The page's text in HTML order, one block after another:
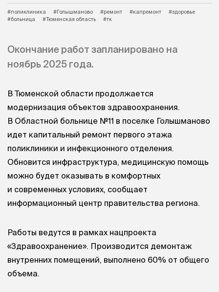
#поликлиника #Голышманово #ремонт #капремонт
#здоровье
#больница
#Тюменская область #тк
Окончание работ запланировано на
ноябрь 2025 года.
В Тюменской области продолжается
модернизация объектов здравоохранения.
В Областной больнице №11 в поселке Голышманово
идет капитальный ремонт первого этажа
поликлиники и инфекционного отделения.
Обновится инфраструктура, медицинскую помощь
можно будет оказывать в комфортных
и современных условиях, сообщает
информационный центр правительства региона.
Работы ведутся в рамках нацпроекта
«Здравоохранение». Производится демонтаж
внутренних помещений, выполнено 60% от общего
объема.